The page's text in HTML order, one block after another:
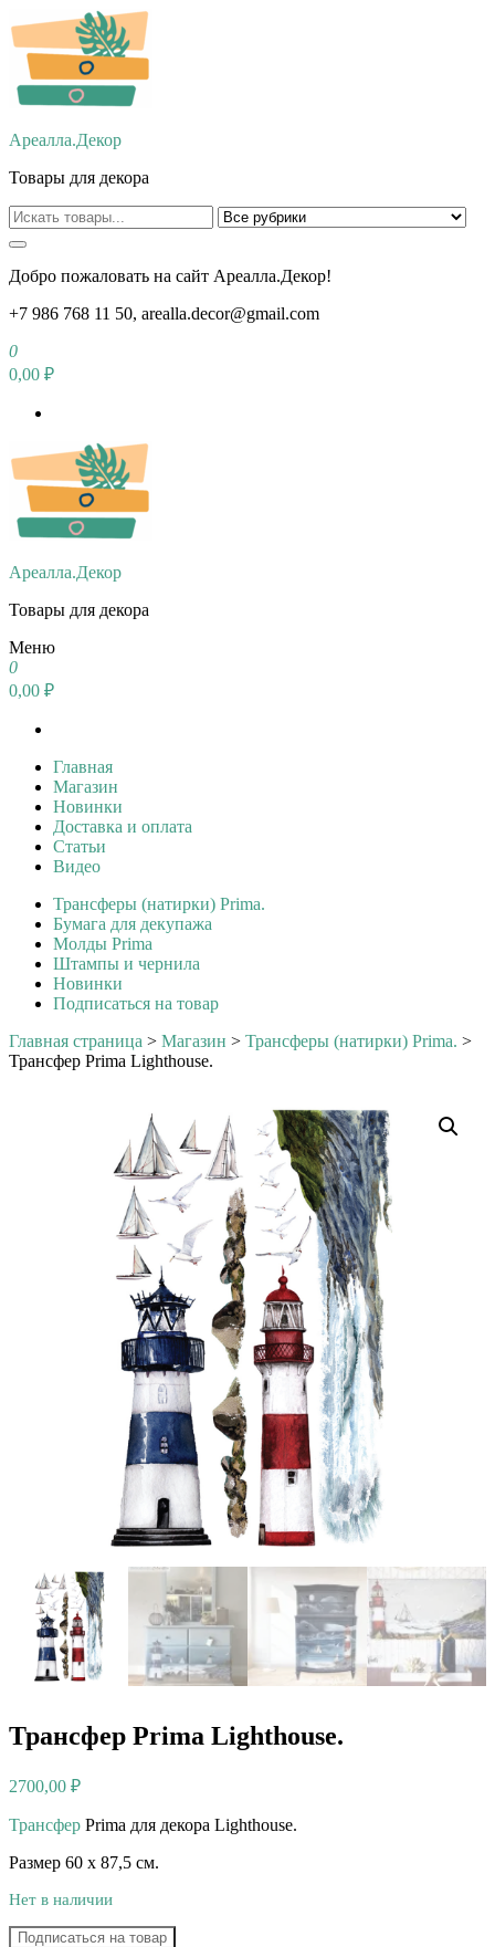
Перейти
к
содержимому
Ареалла.Декор
Товары для декора
Добро пожаловать на сайт Ареалла.Декор!
+7 986 768 11 50, arealla.decor@gmail.com
0
0,00 ₽
Ареалла.Декор
Товары для декора
Меню
0
0,00 ₽
Главная
Магазин
Новинки
Доставка и оплата
Статьи
Видео
Трансферы (натирки) Prima.
Бумага для декупажа
Молды Prima
Штампы и чернила
Новинки
Подписаться на товар
Главная страница > Магазин > Трансферы (натирки) Prima. >
Трансфер Prima Lighthouse.
Трансфер Prima Lighthouse.
2700,00 ₽
Трансфер Prima для декора Lighthouse.
Размер 60 х 87,5 см.
Нет в наличии
Подписаться на товар